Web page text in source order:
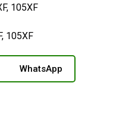
105XF
105XF
WhatsApp